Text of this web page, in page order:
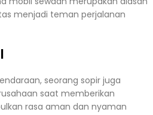
menjadi teman perjalanan
seorang sopir juga
saat memberikan
rasa aman dan nyaman